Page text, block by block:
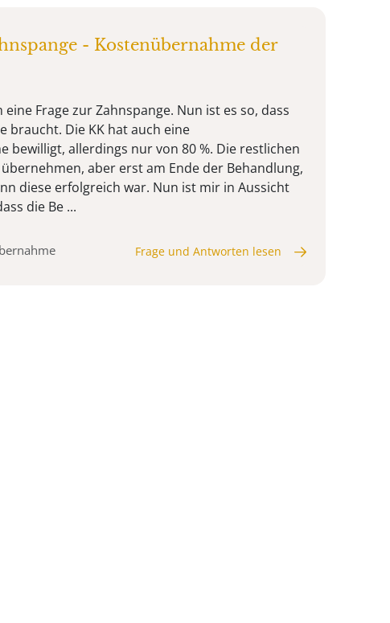
- Kostenübernahme der
eine Frage zur Zahnspange. Nun ist es so, dass
braucht. Die KK hat auch eine
bewilligt, allerdings nur von 80 %. Die restlichen
übernehmen, aber erst am Ende der Behandlung,
diese erfolgreich war. Nun ist mir in Aussicht
die Be ...
Frage und Antworten lesen